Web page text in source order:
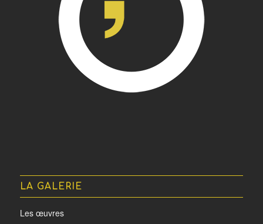
LA GALERIE
Les œuvres